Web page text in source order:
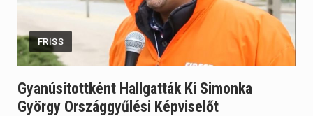
FRISS
Gyanúsítottként Hallgatták Ki Simonka
György Országgyűlési Képviselőt